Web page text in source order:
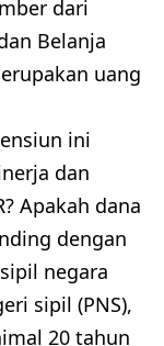
dari
Belanja
uang
ini
dan
Apakah dana
dengan
negara
sipil (PNS),
20 tahun